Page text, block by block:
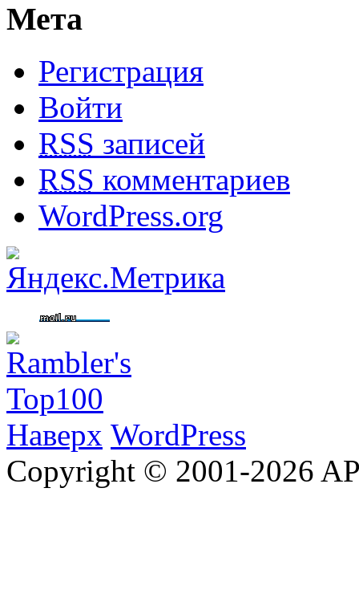
Мета
Регистрация
Войти
RSS записей
RSS комментариев
WordPress.org
Наверх WordPress
Copyright © 2001-2026